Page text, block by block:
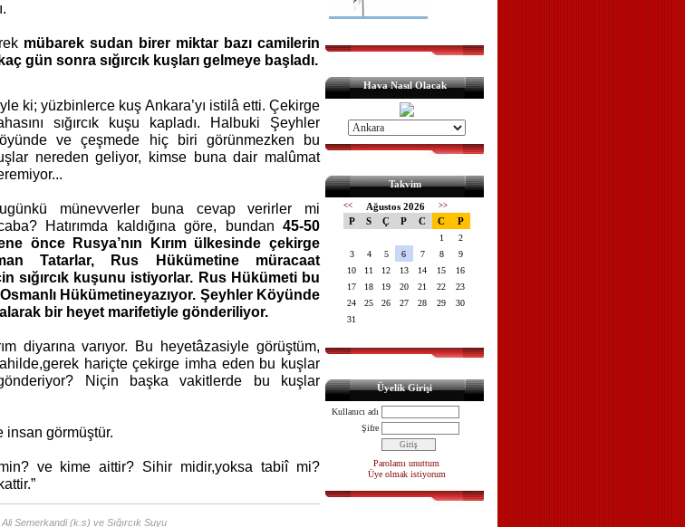
mübarek sudan birer miktar bazı camilerin
gün sonra sığırcık kuşları gelmeye başladı.
ki; yüzbinlerce kuş Ankara’yı istilâ etti. Çekirge
sığırcık
kuşu kapladı. Halbuki Şeyhler
ve çeşmede
hiç biri görünmezken bu
nereden geliyor, kimse buna dair malûmat
münevverler buna cevap verirler mi
Hatırımda kaldığına göre, bundan45-50
önce Rusya’nın Kırım ülkesinde çekirge
Tatarlar, Rus Hükümetine müracaat
sığırcık kuşunu istiyorlar. Rus Hükümeti bu
Hükümetineyazıyor. Şeyhler Köyünde
bir heyet marifetiyle gönderiliyor.
diyarına varıyor. Bu heyetâzasiyle görüştüm,
gerek hariçte çekirge imha eden bu kuşlar
Niçin başka vakitlerde bu kuşlar
insan görmüştür.
ve kime aittir? Sihir midir,yoksa tabiî mi?
Semerkandi (k.s) ve Sığırcık Suyu
Hava Nasıl Olacak
Takvim
<< Ağustos 2026 >>
P S Ç P C C P
1
2
3
4 5 6 7 8
9
10
11 12 13 14 15
16
17
18 19 20 21 22
23
24
25 26 27 28 29
30
31
Üyelik Girişi
Kullanıcı adı
Şifre
Parolamı unuttum
Üye olmak istiyorum